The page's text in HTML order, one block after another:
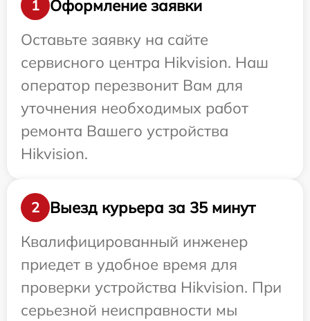
1
Оформление заявки
Оставьте заявку на сайте
сервисного центра Hikvision. Наш
оператор перезвонит Вам для
уточнения необходимых работ
ремонта Вашего устройства
Hikvision.
2
Выезд курьера за 35 минут
Квалифицированный инженер
приедет в удобное время для
проверки устройства Hikvision. При
серьезной неисправности мы